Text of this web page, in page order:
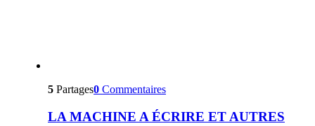
5 Partages0 Commentaires
LA MACHINE A ÉCRIRE ET AUTRES